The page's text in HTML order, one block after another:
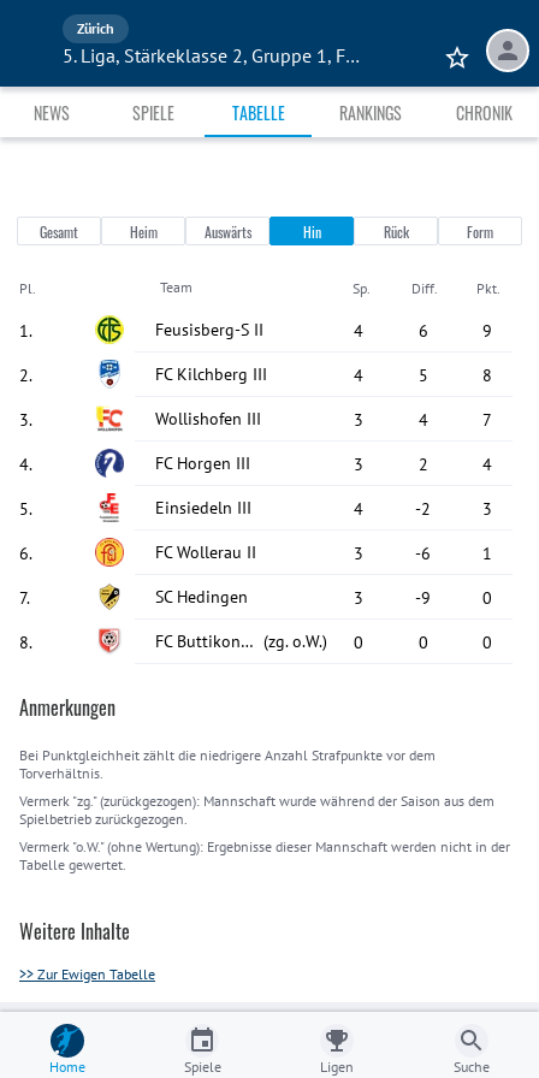
Zürich
5. Liga, Stärkeklasse 2, Gruppe 1, FVRZ
NEWS SPIELE TABELLE RANKINGS CHRONIK
Gesamt Heim Auswärts Hin Rück Form
Pl. Team Sp. Diff. Pkt.
1. Feusisberg-S II 4 6 9
2. FC Kilchberg III 4 5 8
3. Wollishofen III 3 4 7
4. FC Horgen III 3 2 4
5. Einsiedeln III 4 -2 3
6. FC Wollerau II 3 -6 1
7. SC Hedingen 3 -9 0
8. FC Buttikon III (zg. o.W.) 0 0 0
Anmerkungen
Bei Punktgleichheit zählt die niedrigere Anzahl Strafpunkte vor dem
Torverhältnis.
Vermerk "zg." (zurückgezogen): Mannschaft wurde während der Saison aus dem
Spielbetrieb zurückgezogen.
Vermerk "o.W." (ohne Wertung): Ergebnisse dieser Mannschaft werden nicht in der
Tabelle gewertet.
Weitere Inhalte
>> Zur Ewigen Tabelle
Home Spiele Ligen Suche